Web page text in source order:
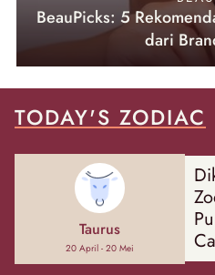
BeauPicks: 5
dari
TODAY'S ZODIAC
Taurus
20 April - 20 Mei